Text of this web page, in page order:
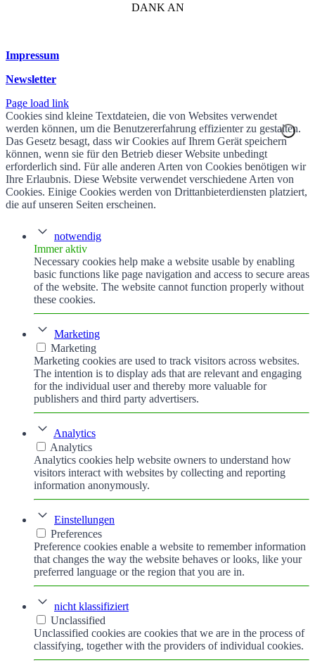
DANK AN
Impressum
Newsletter
Page load link
Cookies sind kleine Textdateien, die von Websites verwendet
werden können, um die Benutzererfahrung effizienter zu gestalten.
Das Gesetz besagt, dass wir Cookies auf Ihrem Gerät speichern
können, wenn sie für den Betrieb dieser Website unbedingt
erforderlich sind. Für alle anderen Arten von Cookies benötigen wir
Ihre Erlaubnis. Diese Website verwendet verschiedene Arten von
Cookies. Einige Cookies werden von Drittanbieterdiensten platziert,
die auf unseren Seiten erscheinen.
notwendig
Immer aktiv
Necessary cookies help make a website usable by enabling
basic functions like page navigation and access to secure areas
of the website. The website cannot function properly without
these cookies.
Marketing
Marketing
Marketing cookies are used to track visitors across websites.
The intention is to display ads that are relevant and engaging
for the individual user and thereby more valuable for
publishers and third party advertisers.
Analytics
Analytics
Analytics cookies help website owners to understand how
visitors interact with websites by collecting and reporting
information anonymously.
Einstellungen
Preferences
Preference cookies enable a website to remember information
that changes the way the website behaves or looks, like your
preferred language or the region that you are in.
nicht klassifiziert
Unclassified
Unclassified cookies are cookies that we are in the process of
classifying, together with the providers of individual cookies.